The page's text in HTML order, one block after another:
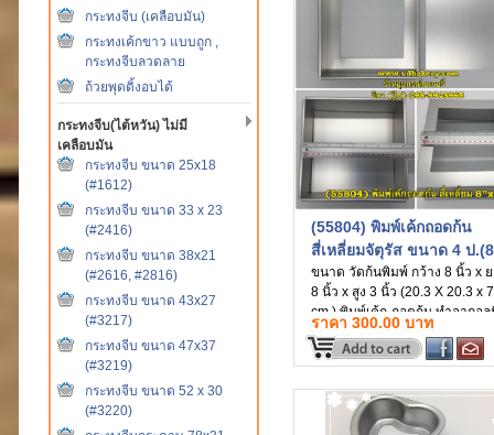
กระทงจีบ (เคลือบมัน)
กระทงเค้กขาว แบบถูก ,
กระทงจีบลวดลาย
ถ้วยพุดดิ้งอบได้
กระทงจีบ(ไต้หวัน) ไม่มี
เคลือบมัน
กระทงจีบ ขนาด 25x18
(#1612)
กระทงจีบ ขนาด 33 x 23
(#2416)
กระทงจีบ ขนาด 38x21
(#2616, #2816)
กระทงจีบ ขนาด 43x27
(#3217)
กระทงจีบ ขนาด 47x37
(#3219)
กระทงจีบ ขนาด 52 x 30
(#3220)
(55804) พิมพ์เค้กถอดก้น
สี่เหลี่ยมจัตุรัส ขนาด 4 ป
ขนาด วัดก้นพิมพ์ กว้าง 8 นิ้ว x
8 นิ้ว x สูง 3 นิ้ว (20.3 X 20.3 x
cm.) พิมพ์เค้ก-ถอดก้น ทำจากอลู
เนียมหนาอย่างดี (สินค้านำเข้า)
ราคา 300.00 บาท